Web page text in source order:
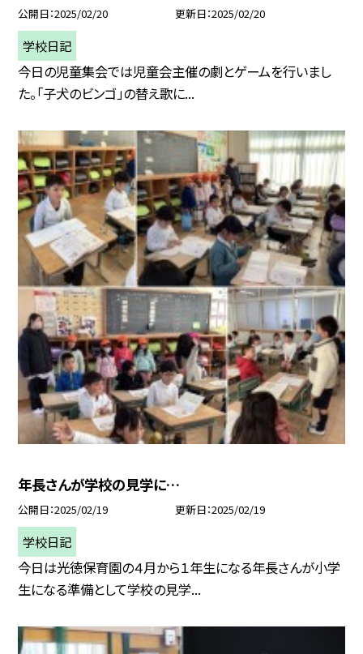
公開日 2025/02/20 更新日 2025/02/20
学校日記
今日の児童集会では児童会主催の劇とゲームを行いまし
た。「子犬のビンゴ」の替え歌に...
年長さんが学校の見学に…
公開日 2025/02/19 更新日 2025/02/19
学校日記
今日は光徳保育園の４月から１年生になる年長さんが小学
生になる準備として学校の見学...